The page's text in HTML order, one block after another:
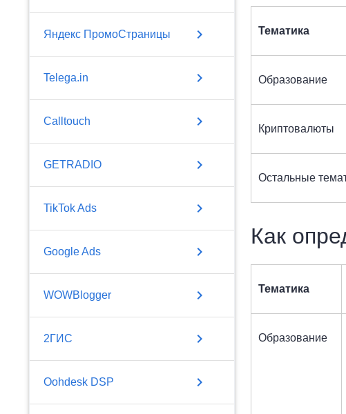
Яндекс ПромоСтраницы chevron_right
Telega.in chevron_right
Calltouch chevron_right
GETRADIO chevron_right
TikTok Ads chevron_right
Google Ads chevron_right
WOWBlogger chevron_right
2ГИС chevron_right
Oohdesk DSP chevron_right
Тематика
Образование
Криптовалюты
Остальные
Как
Тематика
Образование